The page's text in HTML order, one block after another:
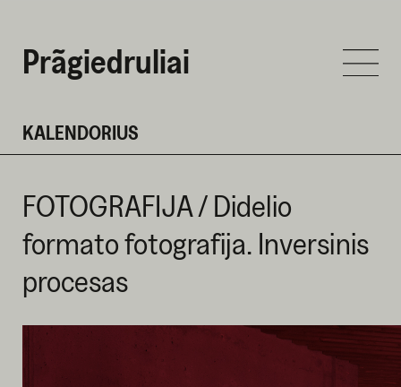
Prãgiedruliai
KALENDORIUS
FOTOGRAFIJA / Didelio
formato fotografija. Inversinis
procesas
LAPKRIČIO 7 D. 2024